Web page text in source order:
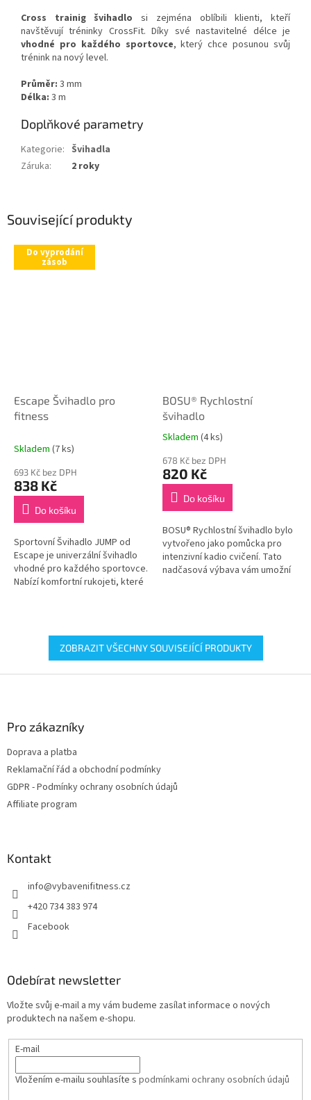
Související produkty
Do vyprodání
zásob
Escape Švihadlo pro
fitness
Skladem (7 ks)
693 Kč bez DPH
838 Kč
Do košíku
Sportovní Švihadlo JUMP od
Escape je univerzální švihadlo
vhodné pro každého sportovce.
Nabízí komfortní rukojeti, které
BOSU® Rychlostní
švihadlo
Průměrné
produktu
je
5,0
hvězdiček.
Skladem (4 ks)
678 Kč bez DPH
820 Kč
Do košíku
BOSU® Rychlostní švihadlo bylo
vytvořeno jako pomůcka pro
intenzivní kadio cvičení. Tato
nadčasová výbava vám umožní
ZOBRAZIT VŠECHNY SOUVISEJÍCÍ PRODUKTY
Cross trainig švihadlo si zejména oblíbili klienti, kteří
navštěvují tréninky CrossFit. Díky své nastavitelné délce je
vhodné pro každého sportovce, který chce posunou svůj
trénink na nový level.
Průměr: 3 mm
Délka: 3 m
Doplňkové parametry
Kategorie: Švihadla
Záruka: 2 roky
Pro zákazníky
Doprava a platba
Reklamační řád a obchodní podmínky
GDPR - Podmínky ochrany osobních údajů
Affiliate program
Kontakt
info@vybavenifitness.cz
+420 734 383 974
Facebook
Odebírat newsletter
Vložte svůj e-mail a my vám budeme zasílat informace o nových
produktech na našem e-shopu.
E-mail
Vložením e-mailu souhlasíte s podmínkami ochrany osobních údajů